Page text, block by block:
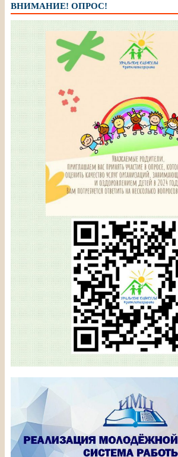
ВНИМАНИЕ! ОПРОС!